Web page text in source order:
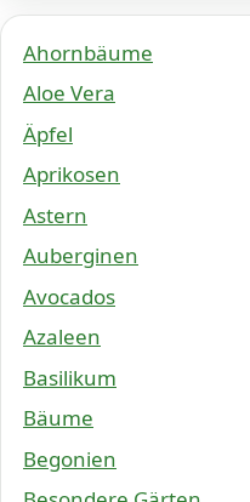
Ahornbäume
Aloe Vera
Äpfel
Aprikosen
Astern
Auberginen
Avocados
Azaleen
Basilikum
Bäume
Begonien